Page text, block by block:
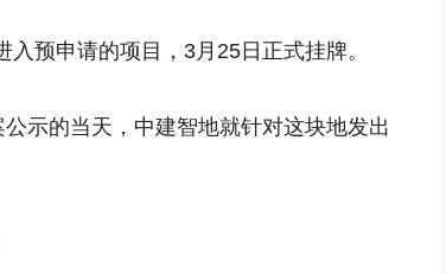
预申请的项目，3月25日正式挂牌。
示的当天，中建智地就针对这块地发出